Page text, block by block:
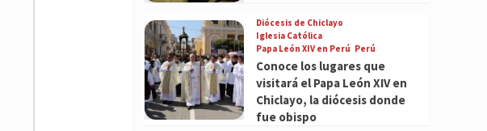
Diócesis de Chiclayo
Iglesia Católica
Papa León XIV en Perú Perú
Conoce los lugares que
visitará el Papa León XIV en
Chiclayo, la diócesis donde
fue obispo